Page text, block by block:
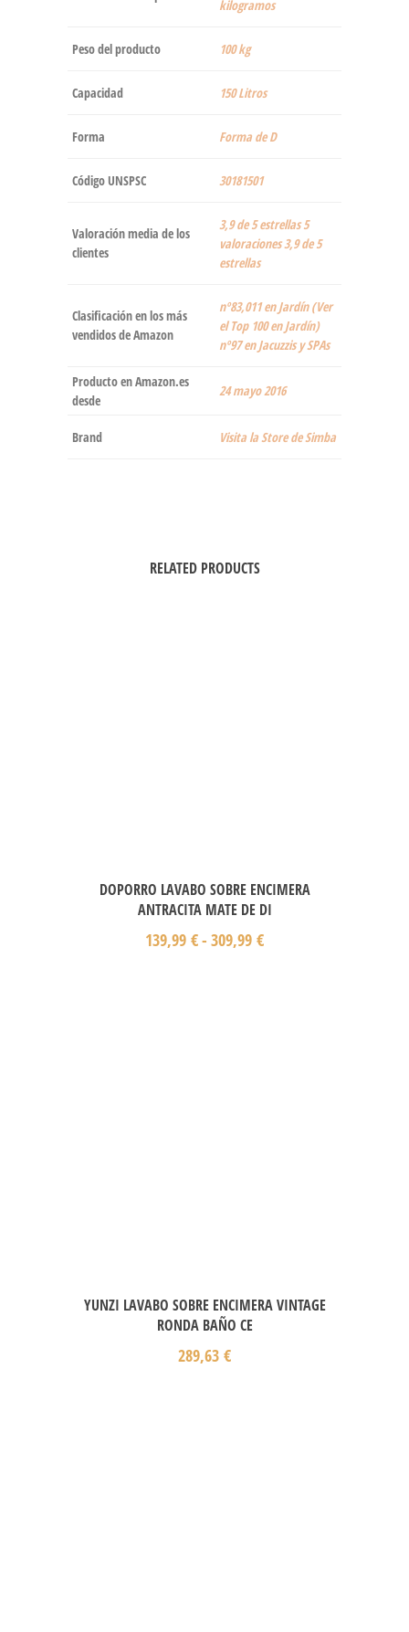
kilogramos
Peso del producto ‎100 kg
Capacidad ‎150 Litros
Forma ‎Forma de D
Código UNSPSC 30181501
Valoración media de los
clientes
3,9 de 5 estrellas 5
valoraciones 3,9 de 5
estrellas
Clasificación en los más
vendidos de Amazon
nº83,011 en Jardín (Ver
el Top 100 en Jardín)
nº97 en Jacuzzis y SPAs
Producto en Amazon.es
desde
24 mayo 2016
Brand Visita la Store de Simba
RELATED PRODUCTS
DOPORRO LAVABO SOBRE ENCIMERA
ANTRACITA MATE DE DI
139,99 €- 309,99 €
YUNZI LAVABO SOBRE ENCIMERA VINTAGE
RONDA BAÑO CE
289,63 €